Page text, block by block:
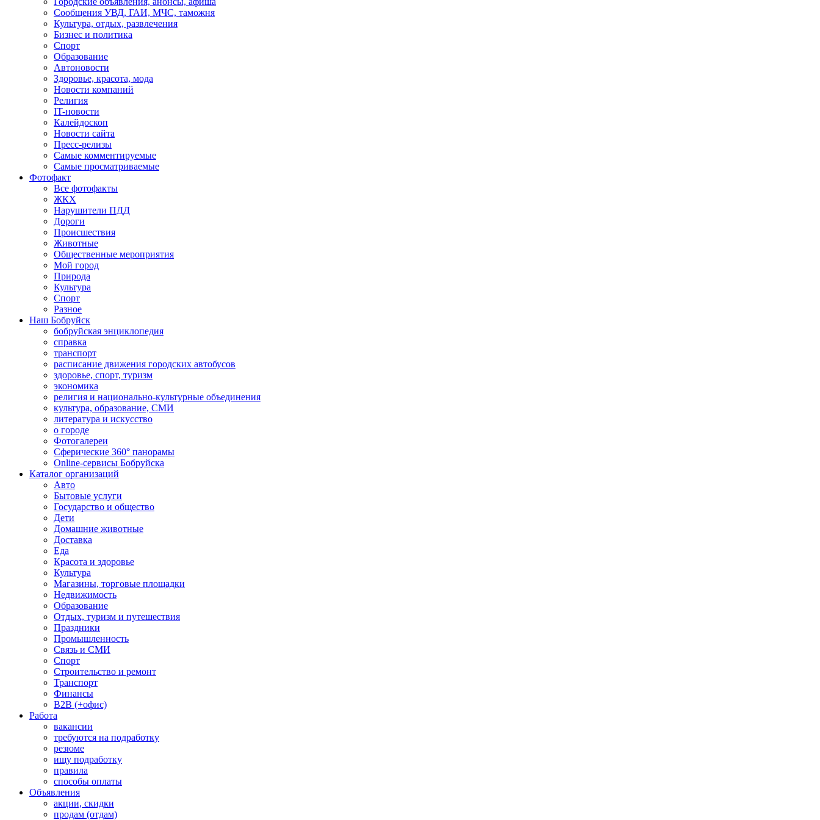
Сообщения УВД, ГАИ, МЧС, таможня
Культура, отдых, развлечения
Бизнес и политика
Спорт
Образование
Автоновости
Здоровье, красота, мода
Новости компаний
Религия
IT-новости
Калейдоскоп
Новости сайта
Пресс-релизы
Самые комментируемые
Самые просматриваемые
Фотофакт
Все фотофакты
ЖКХ
Нарушители ПДД
Дороги
Происшествия
Животные
Общественные мероприятия
Мой город
Природа
Культура
Спорт
Разное
Наш Бобруйск
бобруйская энциклопедия
справка
транспорт
расписание движения городских автобусов
здоровье, спорт, туризм
экономика
религия и национально-культурные объединения
культура, образование, СМИ
литература и искусство
о городе
Фотогалереи
Сферические 360° панорамы
Online-сервисы Бобруйска
Каталог организаций
Авто
Бытовые услуги
Государство и общество
Дети
Домашние животные
Доставка
Еда
Красота и здоровье
Культура
Магазины, торговые площадки
Недвижимость
Образование
Отдых, туризм и путешествия
Праздники
Промышленность
Связь и СМИ
Спорт
Строительство и ремонт
Транспорт
Финансы
B2B (+офис)
Работа
вакансии
требуются на подработку
резюме
ищу подработку
правила
способы оплаты
Объявления
акции, скидки
продам (отдам)